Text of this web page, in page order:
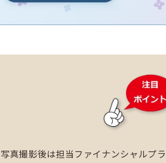
写真撮影後は担当ファイナンシャルプ